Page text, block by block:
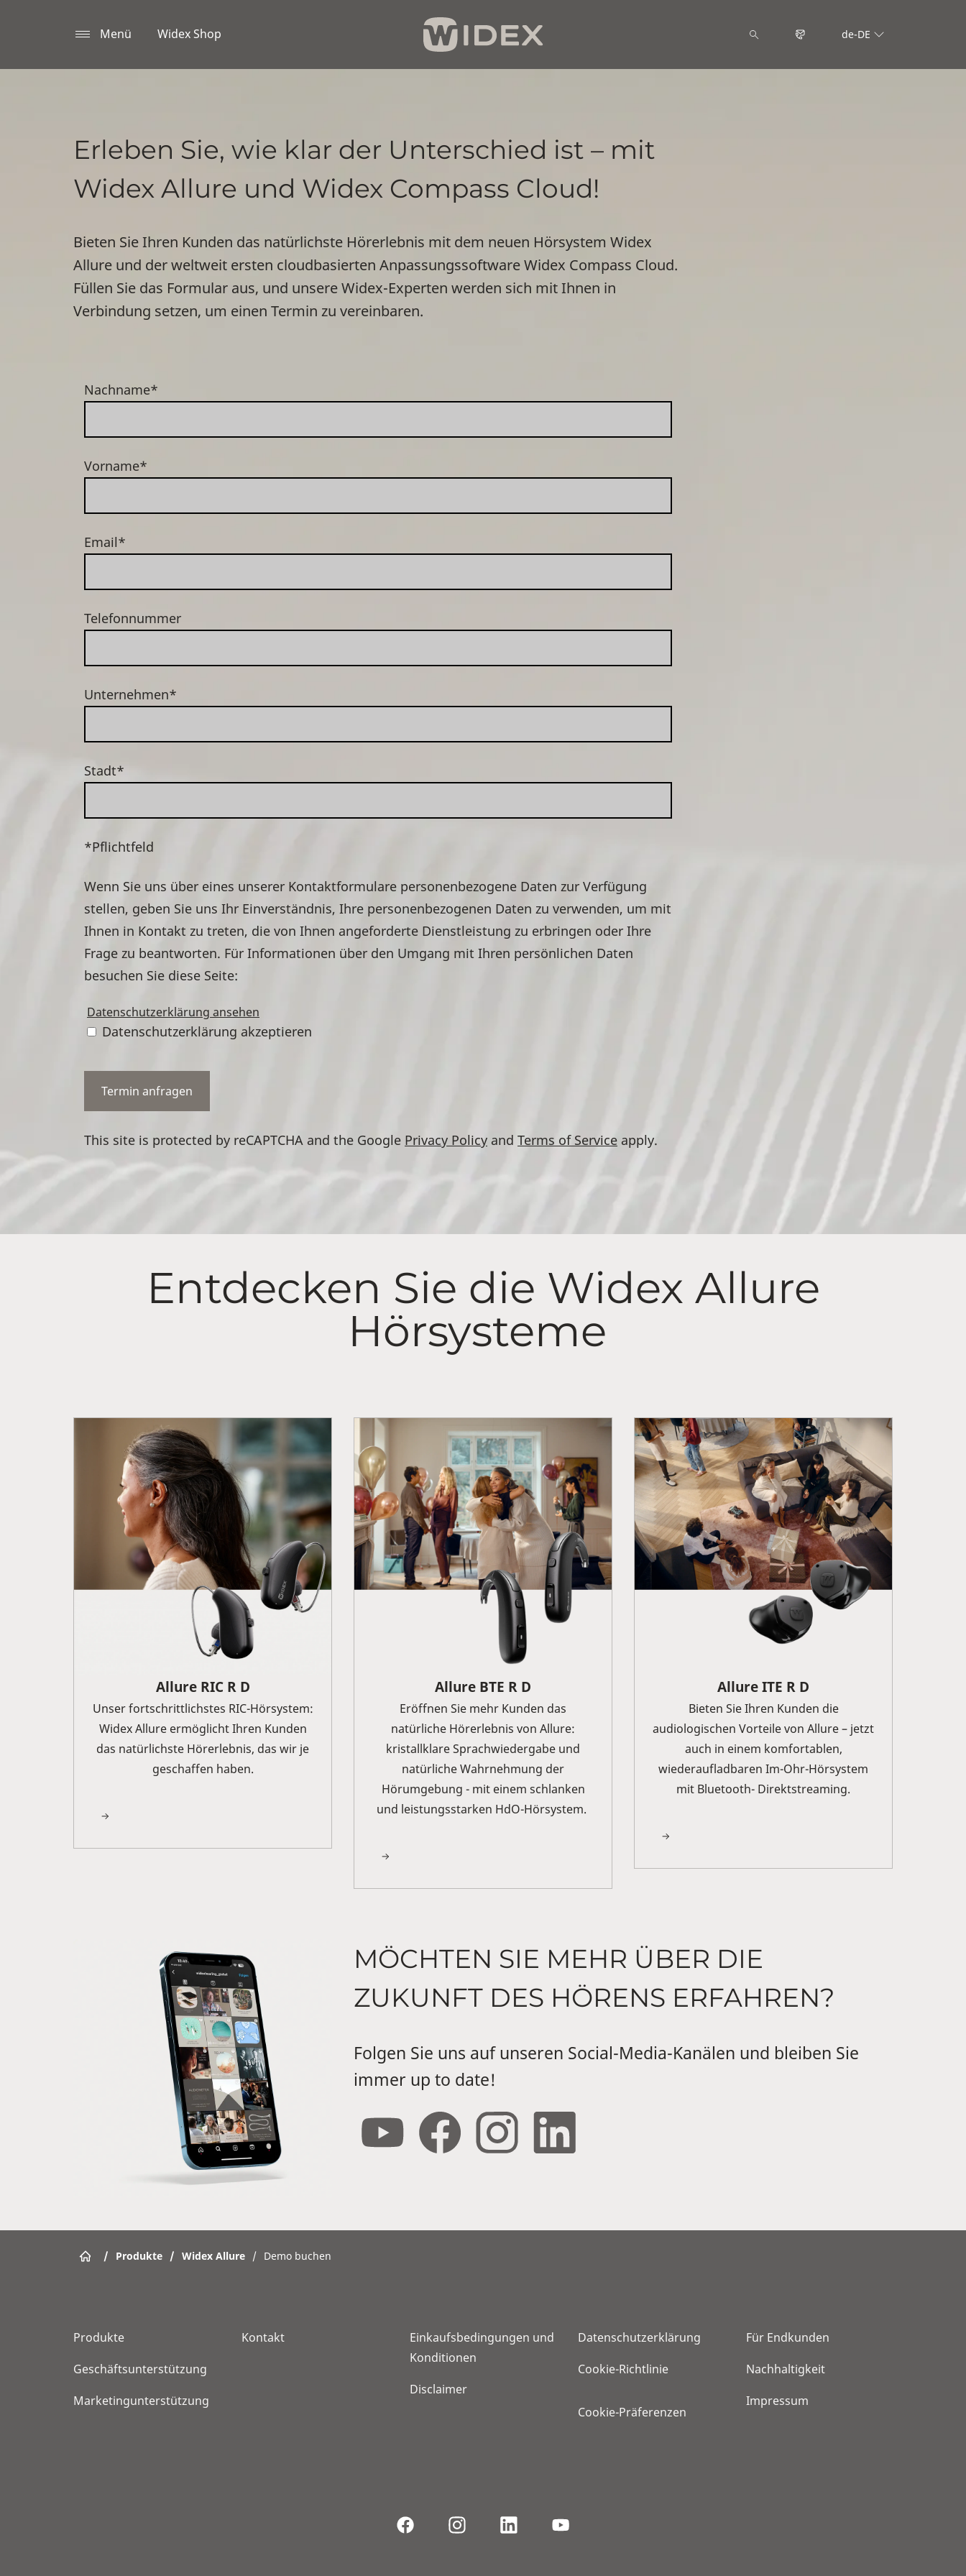
Menü Widex Shop de-DE
Erleben Sie, wie klar der Unterschied ist – mit
Widex Allure und Widex Compass Cloud!
Bieten Sie Ihren Kunden das natürlichste Hörerlebnis mit dem neuen Hörsystem Widex
Allure und der weltweit ersten cloudbasierten Anpassungssoftware Widex Compass Cloud.
Füllen Sie das Formular aus, und unsere Widex-Experten werden sich mit Ihnen in
Verbindung setzen, um einen Termin zu vereinbaren.
Nachname*
Vorname*
Email*
Telefonnummer
Unternehmen*
Stadt*
*Pflichtfeld
Wenn Sie uns über eines unserer Kontaktformulare personenbezogene Daten zur Verfügung
stellen, geben Sie uns Ihr Einverständnis, Ihre personenbezogenen Daten zu verwenden, um mit
Ihnen in Kontakt zu treten, die von Ihnen angeforderte Dienstleistung zu erbringen oder Ihre
Frage zu beantworten. Für Informationen über den Umgang mit Ihren persönlichen Daten
besuchen Sie diese Seite:
Datenschutzerklärung ansehen
Datenschutzerklärung akzeptieren
This site is protected by reCAPTCHA and the Google Privacy Policy and Terms of Service apply.
Entdecken Sie die Widex Allure
Hörsysteme
Allure RIC R D
Unser fortschrittlichstes RIC-Hörsystem:
Widex Allure ermöglicht Ihren Kunden
das natürlichste Hörerlebnis, das wir je
geschaffen haben.
Allure BTE R D
Eröffnen Sie mehr Kunden das
natürliche Hörerlebnis von Allure:
kristallklare Sprachwiedergabe und
natürliche Wahrnehmung der
Hörumgebung - mit einem schlanken
und leistungsstarken HdO-Hörsystem.
Allure ITE R D
Bieten Sie Ihren Kunden die
audiologischen Vorteile von Allure – jetzt
auch in einem komfortablen,
wiederaufladbaren Im-Ohr-Hörsystem
mit Bluetooth- Direktstreaming.
MÖCHTEN SIE MEHR ÜBER DIE
ZUKUNFT DES HÖRENS ERFAHREN?
Folgen Sie uns auf unseren Social-Media-Kanälen und bleiben Sie
immer up to date!
/ Produkte / Widex Allure / Demo buchen
Produkte
Geschäftsunterstützung
Marketingunterstützung
Kontakt
Einkaufsbedingungen und
Konditionen
Disclaimer
Datenschutzerklärung
Cookie-Richtlinie
Cookie-Präferenzen
Für Endkunden
Nachhaltigkeit
Impressum